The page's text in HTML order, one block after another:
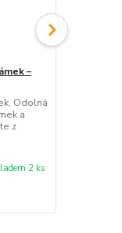
–
Odolná
a
z
2 ks